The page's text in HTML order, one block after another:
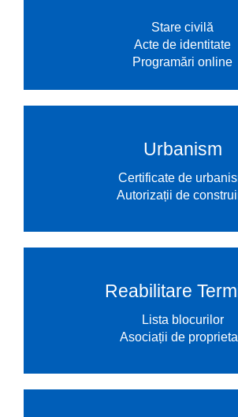
Stare civilă
Acte de identitate
Programări online
Urbanism
Certificate de
Autorizații de
Reabilitare
Lista blocurilor
Asociații de